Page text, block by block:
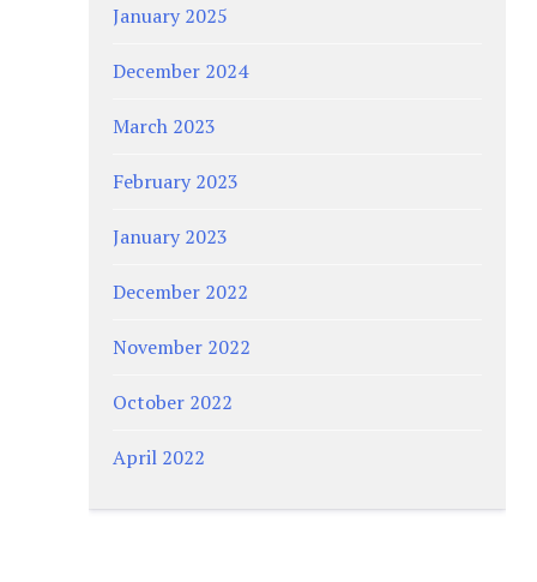
January 2025
December 2024
March 2023
February 2023
January 2023
December 2022
November 2022
October 2022
April 2022